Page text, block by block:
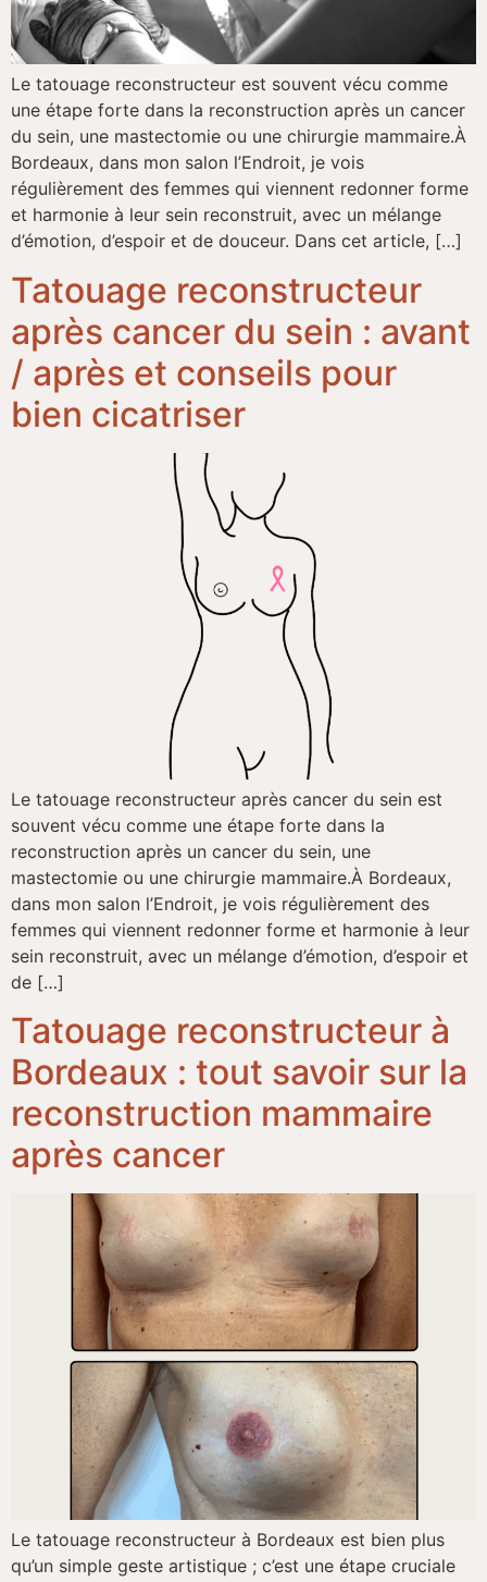
Le tatouage reconstructeur est souvent vécu comme
une étape forte dans la reconstruction après un cancer
du sein, une mastectomie ou une chirurgie mammaire.​À
Bordeaux, dans mon salon l’Endroit, je vois
régulièrement des femmes qui viennent redonner forme
et harmonie à leur sein reconstruit, avec un mélange
d’émotion, d’espoir et de douceur.​ Dans cet article, […]
Tatouage reconstructeur
après cancer du sein : avant
/ après et conseils pour
bien cicatriser
Le tatouage reconstructeur après cancer du sein est
souvent vécu comme une étape forte dans la
reconstruction après un cancer du sein, une
mastectomie ou une chirurgie mammaire.​À Bordeaux,
dans mon salon l’Endroit, je vois régulièrement des
femmes qui viennent redonner forme et harmonie à leur
sein reconstruit, avec un mélange d’émotion, d’espoir et
de […]
Tatouage reconstructeur à
Bordeaux : tout savoir sur la
reconstruction mammaire
après cancer
Le tatouage reconstructeur à Bordeaux est bien plus
qu’un simple geste artistique ; c’est une étape cruciale